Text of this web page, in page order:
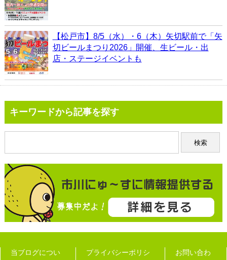
【松戸市】8/5（水）・6（木）矢切駅前で「矢
切ビールまつり2026」開催、生ビール・出
店・ステージイベントも
キーワードから記事を探す
当ブログについ
プライバシーポリシ
お問い合わ